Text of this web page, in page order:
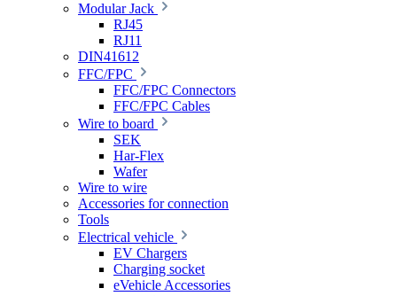
Modular Jack
RJ45
RJ11
DIN41612
FFC/FPC
FFC/FPC Connectors
FFC/FPC Cables
Wire to board
SEK
Har-Flex
Wafer
Wire to wire
Accessories for connection
Tools
Electrical vehicle
EV Chargers
Charging socket
eVehicle Accessories